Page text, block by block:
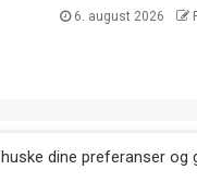
6. august 2026
og annonser er ikke
dine preferanser og